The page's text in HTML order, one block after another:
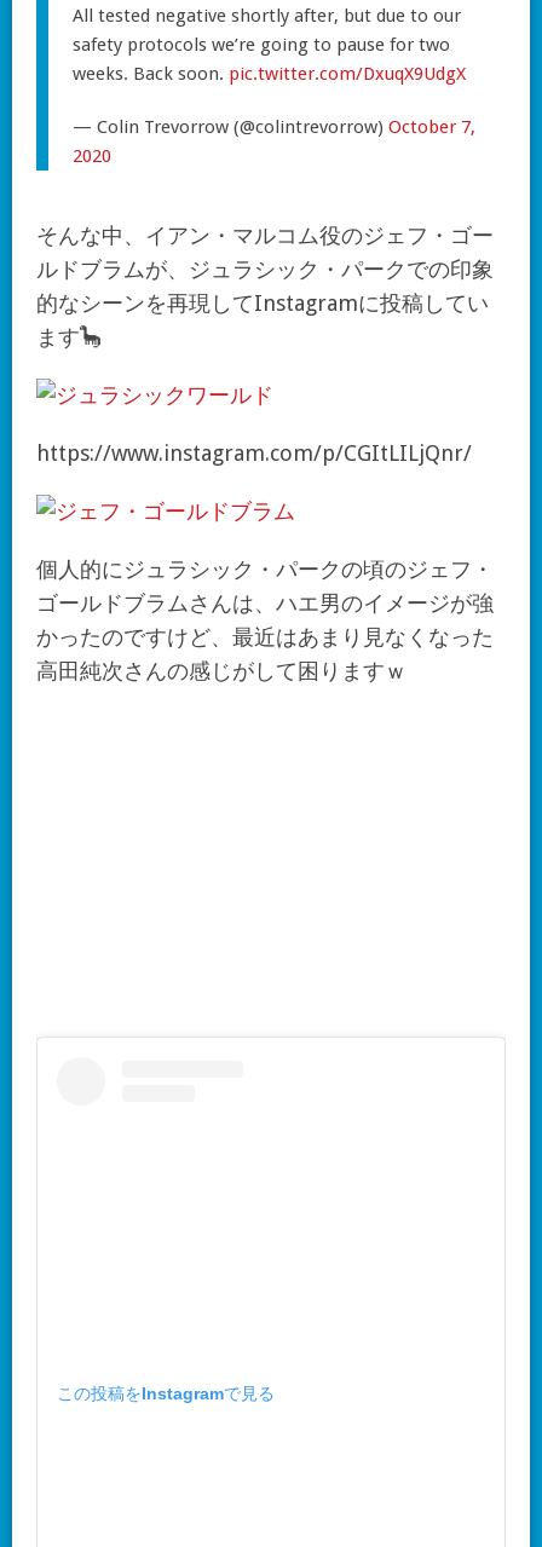
All tested negative shortly after, but due to our
safety protocols we’re going to pause for two
weeks. Back soon. pic.twitter.com/DxuqX9UdgX
— Colin Trevorrow (@colintrevorrow) October 7,
2020
そんな中、イアン・マルコム役のジェフ・ゴー
ルドブラムが、ジュラシック・パークでの印象
的なシーンを再現してInstagramに投稿してい
ます🦕
https://www.instagram.com/p/CGItLILjQnr/
個人的にジュラシック・パークの頃のジェフ・
ゴールドブラムさんは、ハエ男のイメージが強
かったのですけど、最近はあまり見なくなった
高田純次さんの感じがして困りますｗ
この投稿をInstagramで見る